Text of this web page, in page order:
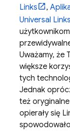
Links
,
Universal Links
Uważamy, że
większe
tych
Jednak
też
opierały się